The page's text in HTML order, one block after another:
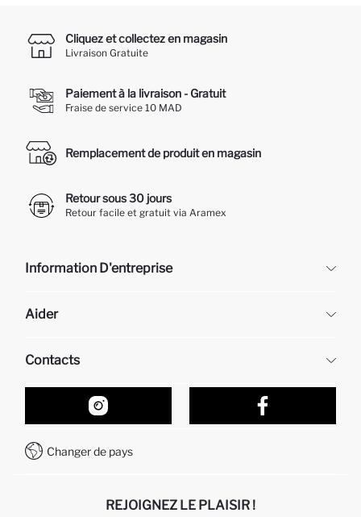
Cliquez et collectez en magasin
Livraison Gratuite
Paiement à la livraison - Gratuit
Fraise de service 10 MAD
Remplacement de produit en magasin
Retour sous 30 jours
Retour facile et gratuit via Aramex
Information D'entreprise
À propos de nous
Aider
Retour et changement
Suivi de la Commande
Comment acheter sur DeFacto ?
Comment payer sur DeFacto?
Contacts
Nos Magasins
Formulaire de contact
Service Client +212 525 076 633
Changer de pays
REJOIGNEZ LE PLAISIR !